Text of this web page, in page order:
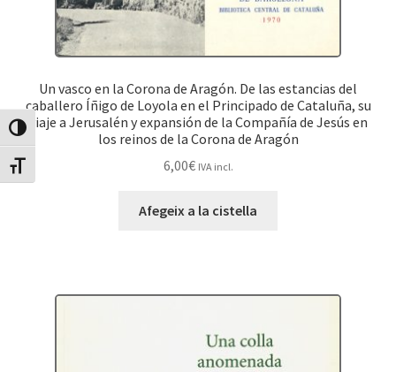
Canvia Alt Contrast
Canvia mida de lletra
Un vasco en la Corona de Aragón. De las estancias del
caballero Íñigo de Loyola en el Principado de Cataluña, su
viaje a Jerusalén y expansión de la Compañía de Jesús en
los reinos de la Corona de Aragón
6,00€ IVA incl.
Afegeix a la cistella